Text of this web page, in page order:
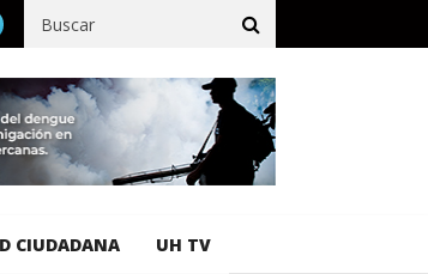
% de avance en obras de terracería
CIUDADANA UH TV